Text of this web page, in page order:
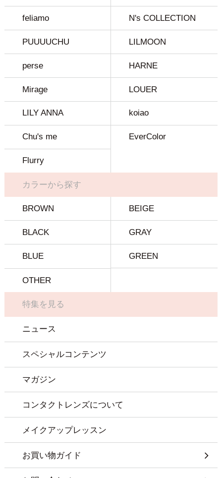
feliamo N's COLLECTION
PUUUUCHU LILMOON
perse HARNE
Mirage LOUER
LILY ANNA koiao
Chu's me EverColor
Flurry
カラーから探す
BROWN BEIGE
BLACK GRAY
BLUE GREEN
OTHER
特集を見る
ニュース
スペシャルコンテンツ
マガジン
コンタクトレンズについて
メイクアップレッスン
お買い物ガイド